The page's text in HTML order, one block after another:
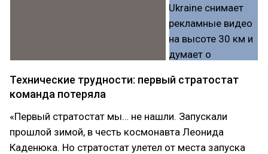
Технические трудности: первый стратостат
команда потеряла
«Первый стратостат мы… не нашли. Запускали
прошлой зимой, в честь космонавта Леонида
Каденюка. Но стратостат улетел от места запуска